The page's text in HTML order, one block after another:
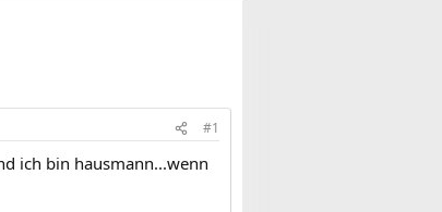
#1
ich bin hausmann...wenn